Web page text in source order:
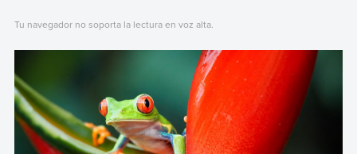
Tu navegador no soporta la lectura en voz alta.